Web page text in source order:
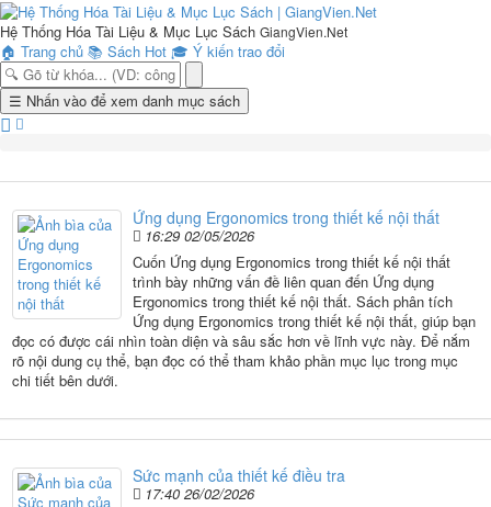
Hệ Thống Hóa Tài Liệu & Mục Lục Sách GiangVien.Net
🏠 Trang chủ 📚 Sách Hot 🎓 Ý kiến trao đổi
Toggle
navigation
☰ Nhấn vào để xem danh mục sách
Ứng dụng Ergonomics trong thiết kế nội thất
16:29 02/05/2026
Cuốn Ứng dụng Ergonomics trong thiết kế nội thất
trình bày những vấn đề liên quan đến Ứng dụng
Ergonomics trong thiết kế nội thất. Sách phân tích
Ứng dụng Ergonomics trong thiết kế nội thất, giúp bạn
đọc có được cái nhìn toàn diện và sâu sắc hơn về lĩnh vực này. Để nắm
rõ nội dung cụ thể, bạn đọc có thể tham khảo phần mục lục trong mục
chi tiết bên dưới.
Sức mạnh của thiết kế điều tra
17:40 26/02/2026